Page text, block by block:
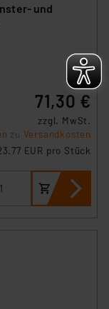
und
71,30 €
zzgl. MwSt.
zu Versandkosten
EUR pro Stück